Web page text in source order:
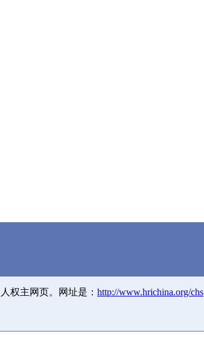
权主网页。网址是： http://www.hrichina.org/chs